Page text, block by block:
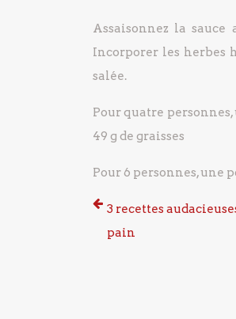
Assaisonnez la
Incorporer les herbes
salée.
Pour quatre
49 g de graisses
Pour 6 personnes, une
3 recettes
pain